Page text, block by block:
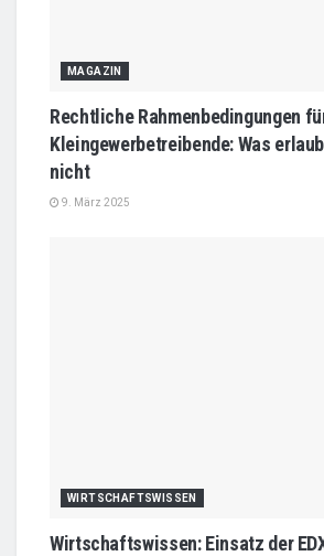
MAGAZIN
Rechtliche Rahmenbedingungen
Kleingewerbetreibende: Was
nicht
9. März 2025
WIRTSCHAFTSWISSEN
Wirtschaftswissen: Einsatz der